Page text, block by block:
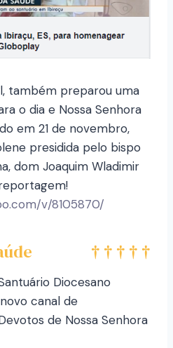
também preparou uma
o dia e Nossa Senhora
em 21 de novembro,
presidida pelo bispo
dom Joaquim Wladimir
v/8105870/
Diocesano
canal de
de Nossa Senhora